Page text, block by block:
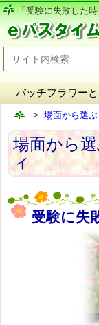
「受験に失敗した
バッチフラワー
場面から選ぶ
場面から
ィ
受験に失